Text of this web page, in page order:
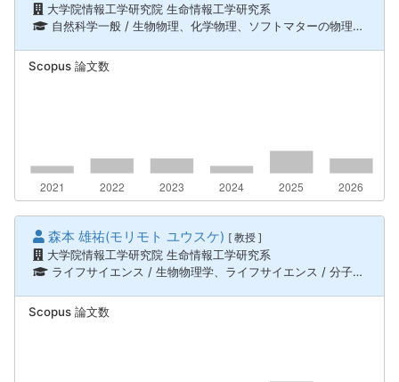
大学院情報工学研究院 生命情報工学研究系
自然科学一般 / 生物物理、化学物理、ソフトマターの物理、ナノテク・材料 / 分析化学
Scopus 論文数
森本 雄祐(モリモト ユウスケ) [ 教授 ]
大学院情報工学研究院 生命情報工学研究系
ライフサイエンス / 生物物理学、ライフサイエンス / 分子生物学、ライフサイエンス / 細胞生物学、自然科学一般 / 生物物理、化学物理、ソフトマターの物理
Scopus 論文数